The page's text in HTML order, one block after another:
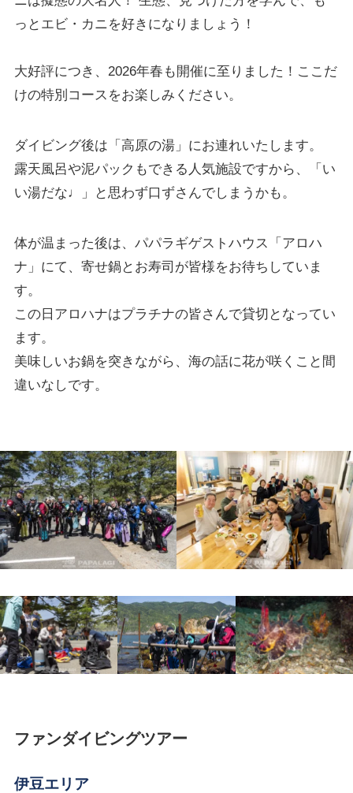
っとエビ・カニを好きになりましょう！
大好評につき、2026年春も開催に至りました！ここだ
けの特別コースをお楽しみください。
ダイビング後は「高原の湯」にお連れいたします。
露天風呂や泥パックもできる人気施設ですから、「い
い湯だな♩」と思わず口ずさんでしまうかも。
体が温まった後は、パパラギゲストハウス「アロハ
ナ」にて、寄せ鍋とお寿司が皆様をお待ちしていま
す。
この日アロハナはプラチナの皆さんで貸切となってい
ます。
美味しいお鍋を突きながら、海の話に花が咲くこと間
違いなしです。
ファンダイビングツアー
伊豆エリア